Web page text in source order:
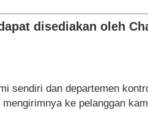
disediakan oleh
sendiri dan departemen
ke pelanggan